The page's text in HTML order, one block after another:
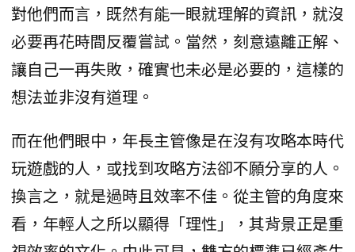
對他們而言，既然有能一眼就理解的資訊，就沒
必要再花時間反覆嘗試。當然，刻意遠離正解、
讓自己一再失敗，確實也未必是必要的，這樣的
想法並非沒有道理。
而在他們眼中，年長主管像是在沒有攻略本時代
玩遊戲的人，或找到攻略方法卻不願分享的人。
換言之，就是過時且效率不佳。從主管的角度來
看，年輕人之所以顯得「理性」，其背景正是重